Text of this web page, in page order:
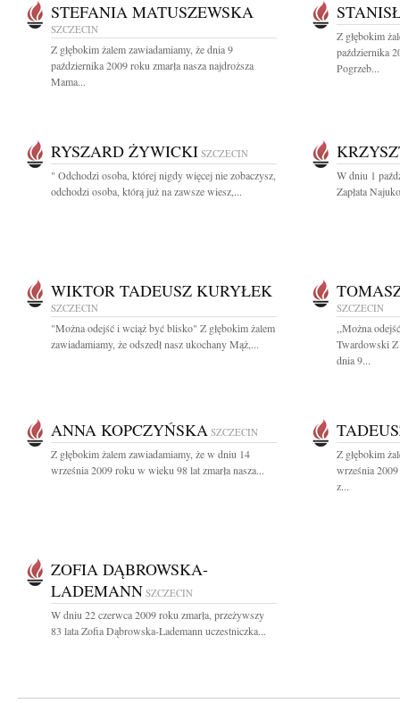
STEFANIA MATUSZEWSKA
SZCZECIN
Z głębokim żalem zawiadamiamy, że dnia 9
października 2009 roku zmarła nasza najdroższa
Mama...
Z głębokim
października
Pogrzeb...
RYSZARD ŻYWICKI SZCZECIN
" Odchodzi osoba, której nigdy więcej nie zobaczysz,
odchodzi osoba, którą już na zawsze wiesz,...
W dniu 1
Zapłata
WIKTOR TADEUSZ KURYŁEK
SZCZECIN
"Można odejść i wciąż być blisko" Z głębokim żalem
zawiadamiamy, że odszedł nasz ukochany Mąż,...
SZCZECIN
,,Można
Twardowski Z
dnia 9...
ANNA KOPCZYŃSKA SZCZECIN
Z głębokim żalem zawiadamiamy, że w dniu 14
września 2009 roku w wieku 98 lat zmarła nasza...
Z głębokim
września
z...
ZOFIA DĄBROWSKA-
LADEMANN SZCZECIN
W dniu 22 czerwca 2009 roku zmarła, przeżywszy
83 lata Zofia Dąbrowska-Lademann uczestniczka...